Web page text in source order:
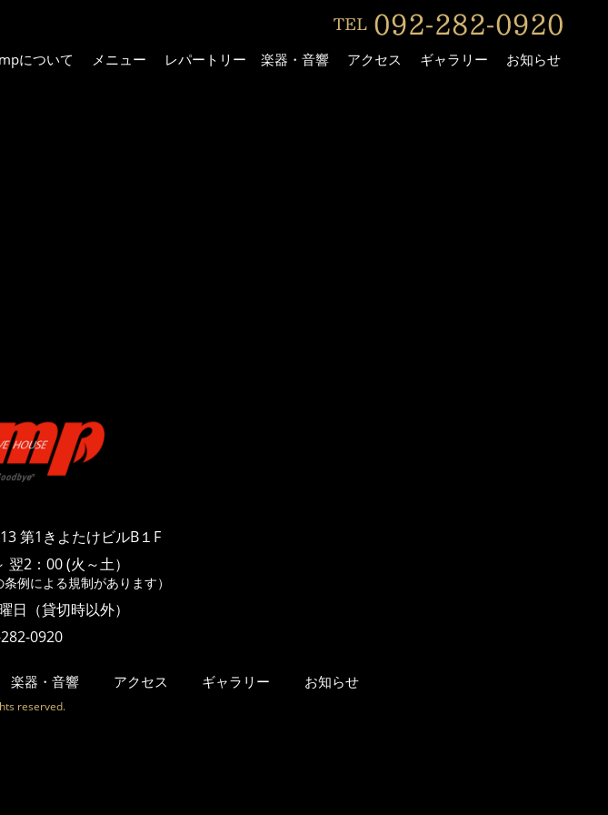
について メニュー レパートリー 楽器・音響 アクセス ギャラリー お知らせ
第1きよたけビルB１F
翌2：00 (火～土）
条例による規制があります）
日（貸切時以外）
0920
楽器・音響 アクセス ギャラリー お知らせ
reserved.